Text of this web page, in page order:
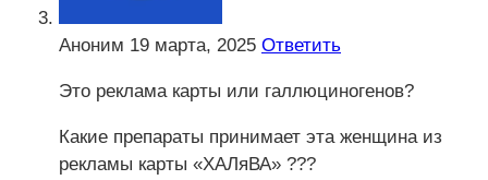
Аноним 19 марта, 2025 Ответить
Это реклама карты или галлюциногенов?
Какие препараты принимает эта женщина из
рекламы карты «ХАЛяВА» ???